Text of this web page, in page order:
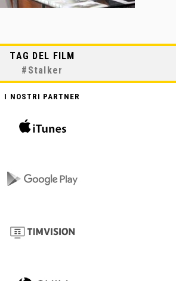
TAG DEL FILM
# Stalker
I NOSTRI PARTNER